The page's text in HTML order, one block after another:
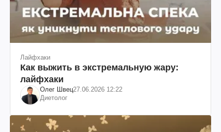
Лайфхаки
Как выжить в экстремальную жару:
лайфхаки
Олег Швец27.06.2026 12:22
Диетолог